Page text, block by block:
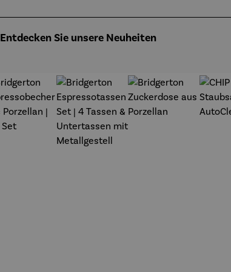
Entdecken Sie unsere Neuheiten